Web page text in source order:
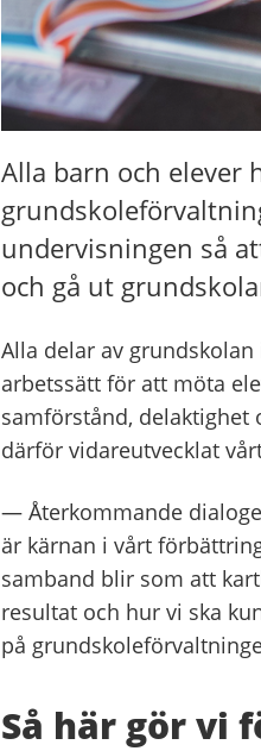
Alla barn och elever
undervisningen så
och gå ut
Alla delar av
arbetssätt för att möta
samförstånd, delaktighet
därför vidareutvecklat
— Återkommande
är kärnan i vårt
samband blir som att
resultat och hur vi ska
på
Så här gör vi